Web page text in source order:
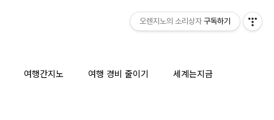
여행간지노 여행 경비 줄이기 세계는지금
오렌지노의 소리상자 구독하기